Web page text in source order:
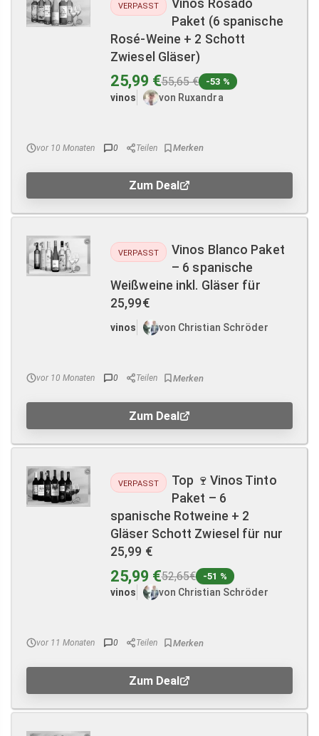
VERPASST
Vinos Rosado
Paket (6 spanische
Rosé-Weine + 2 Schott
Zwiesel Gläser)
25,99 €55,65 € -53 %
vinos von Ruxandra
vor 10 Monaten 0 Teilen
Zum Deal
VERPASST
Vinos Blanco Paket
– 6 spanische
Weißweine inkl. Gläser für
25,99€
vinos von Christian Schröder
vor 10 Monaten 0 Teilen
Zum Deal
VERPASST
Top 🍷Vinos Tinto
Paket – 6
spanische Rotweine + 2
Gläser Schott Zwiesel für nur
25,99 €
25,99 €52,65€ -51 %
vinos von Christian Schröder
vor 11 Monaten 0 Teilen
Zum Deal